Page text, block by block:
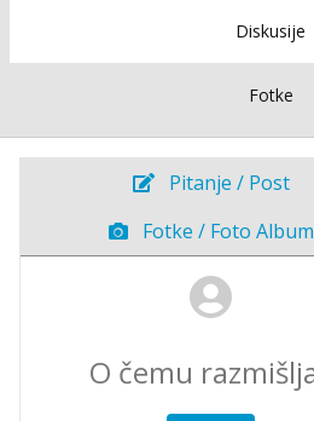
Diskusije
Fotke
Pitanje / Post
Fotke / Foto Album